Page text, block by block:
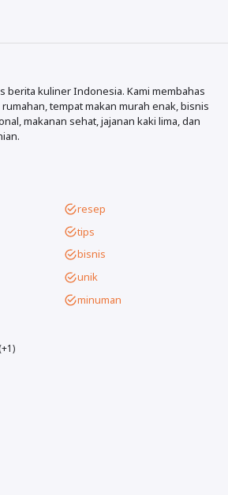
berita kuliner Indonesia. Kami membahas
tempat makan murah enak, bisnis
makanan sehat, jajanan kaki lima, dan
resep
tips
bisnis
unik
minuman